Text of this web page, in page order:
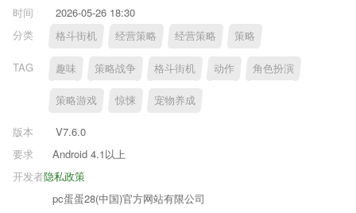
时间
2026-05-26 18:30
分类
格斗街机 经营策略 经营策略 策略
TAG 趣味 策略战争 格斗街机 动作 角色扮演
策略游戏 惊悚 宠物养成
版本
V7.6.0
要求
Android 4.1以上
隐私政策
开发者
pc蛋蛋28(中国)官方网站有限公司